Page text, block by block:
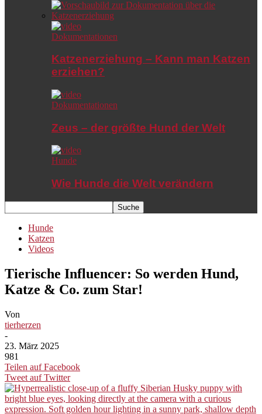
Dokumentationen
Katzenerziehung – Kann man Katzen
erziehen?
Dokumentationen
Zeus – der größte Hund der Welt
Hunde
Wie Hunde die Welt verändern
Hunde
Katzen
Videos
Tierische Influencer: So werden Hund,
Katze & Co. zum Star!
Von
tierherzen
-
23. März 2025
981
Teilen auf Facebook
Tweet auf Twitter